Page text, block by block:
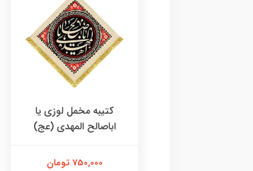
کتیبه مخمل لوزی یا
اباصالح المهدی (عج)
750,000 تومان